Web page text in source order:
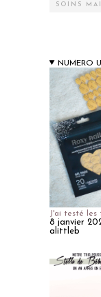
SOINS
NUMERO
J'ai testé les
8 janvier
alittleb